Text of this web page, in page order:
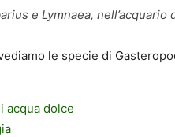
e Lymnaea, nell’acquario
le specie di
acqua dolce